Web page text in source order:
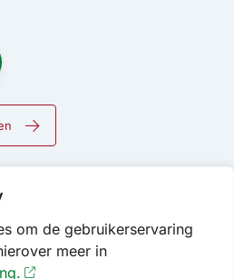
om de gebruikerservaring
meer in